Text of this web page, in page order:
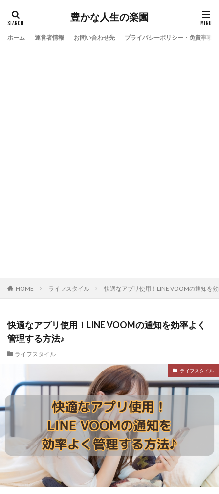
豊かな人生の楽園
ホーム 運営者情報 お問い合わせ先 プライバシーポリシー・免責事項
HOME ライフスタイル 快適なアプリ使用！LINE VOOMの通知を
快適なアプリ使用！LINE VOOMの通知を効率よく
管理する方法♪
ライフスタイル
ライフスタイル
検索